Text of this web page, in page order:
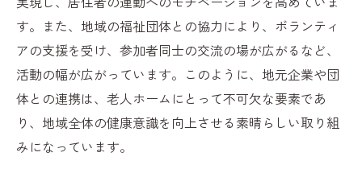
す。また、地域の福祉団体との協力により、ボランティ
アの支援を受け、参加者同士の交流の場が広がるなど、
活動の幅が広がっています。このように、地元企業や団
体との連携は、老人ホームにとって不可欠な要素であ
り、地域全体の健康意識を向上させる素晴らしい取り組
みになっています。